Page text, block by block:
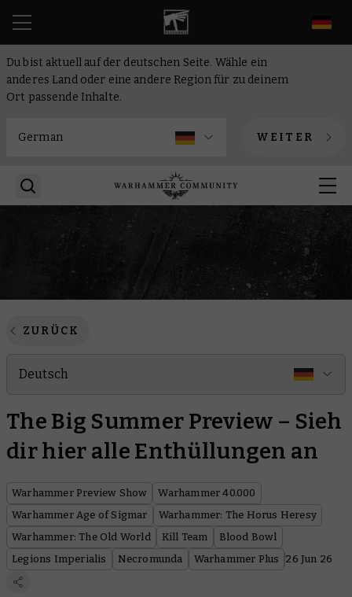
Du bist aktuell auf der deutschen Seite. Wähle ein
anderes Land oder eine andere Region für zu deinem
Ort passende Inhalte.
WEITER
ZURÜCK
Deutsch
The Big Summer Preview – Sieh
dir hier alle Enthüllungen an
Warhammer Preview Show
Warhammer 40.000
Warhammer Age of Sigmar
Warhammer: The Horus Heresy
Warhammer: The Old World
Kill Team
Blood Bowl
Legions Imperialis
Necromunda Warhammer Plus 26 Jun 26